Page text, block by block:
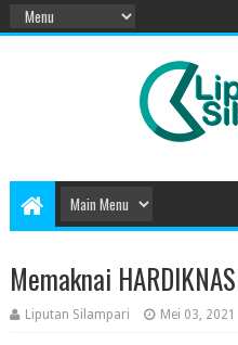
Memaknai
Liputan Silampari Mei 03, 2021